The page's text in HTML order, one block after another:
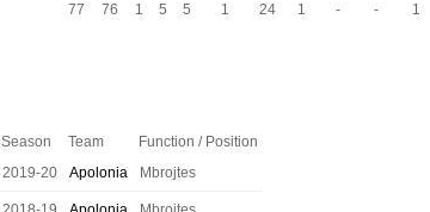
77 76 1 5 5 1 24 1 - - 1
Season Team
Function / Position
2019-20 Apolonia Mbrojtes